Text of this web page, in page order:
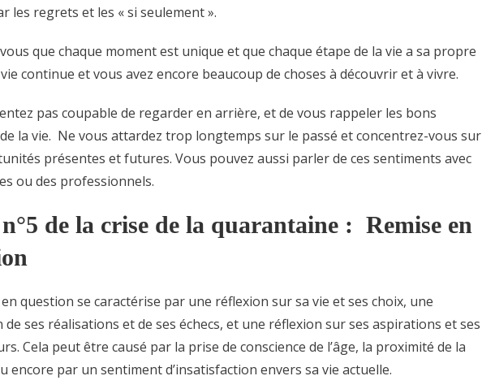
les regrets et les « si seulement ».
que chaque moment est unique et que chaque étape de la vie a sa propre
continue et vous avez encore beaucoup de choses à découvrir et à vivre.
pas coupable de regarder en arrière, et de vous rappeler les bons
la vie. Ne vous attardez trop longtemps sur le passé et concentrez-vous sur
présentes et futures. Vous pouvez aussi parler de ces sentiments avec
ou des professionnels.
de la crise de la quarantaine : Remise en
question se caractérise par une réflexion sur sa vie et ses choix, une
de ses réalisations et de ses échecs, et une réflexion sur ses aspirations et ses
Cela peut être causé par la prise de conscience de l’âge, la proximité de la
encore par un sentiment d’insatisfaction envers sa vie actuelle.